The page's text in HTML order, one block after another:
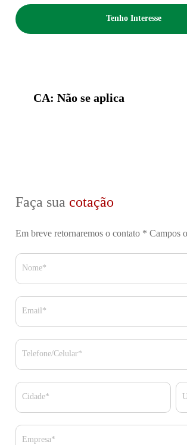
Tenho Interesse
CA: Não se aplica
Faça sua cotação
Em breve retornaremos o contato * Campos
Nome*
Email*
Telefone/Celular*
Cidade*
Empresa*